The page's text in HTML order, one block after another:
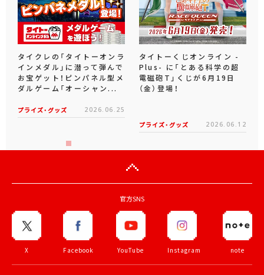
タイクレの「タイトーオンラ
インメダル」に潜って弾んで
お宝ゲット！ピンパネル型メ
ダルゲーム「オーシャン...
プライズ・グッズ 2026.06.25
タイトーくじオンライン -
Plus- に「とある科学の超
電磁砲T」くじが6月19日
（金）登場！
プライズ・グッズ 2026.06.12
官方SNS
X Facebook YouTube Instagram note